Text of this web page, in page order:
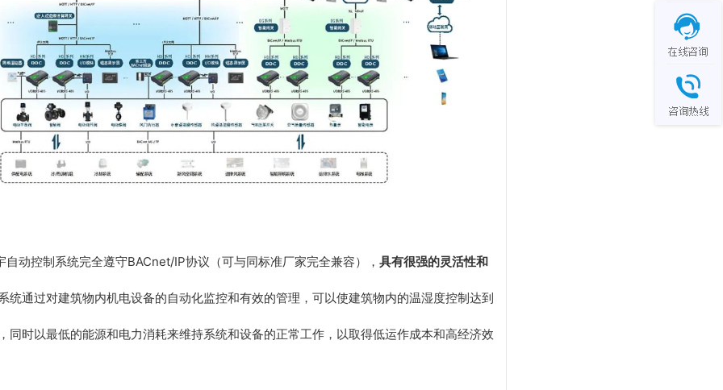
自动控制系统完全遵守BACnet/IP协议（可与同标准厂家完全兼容）， 具有很强的灵活性和
统通过对建筑物内机电设备的自动化监控和有效的管理，可以使建筑物内的温湿度控制达到
同时以最低的能源和电力消耗来维持系统和设备的正常工作，以取得低运作成本和高经济效